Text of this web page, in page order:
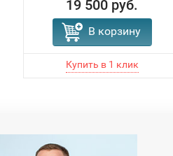
19 500 руб.
В корзину